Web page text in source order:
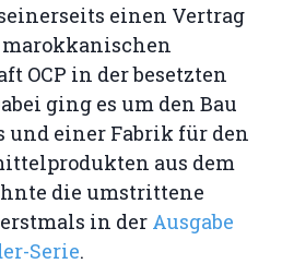
einen Vertrag
OCP in der besetzten
ging es um den Bau
und einer Fabrik für den
aus dem
die umstrittene
in der Ausgabe
Serie.